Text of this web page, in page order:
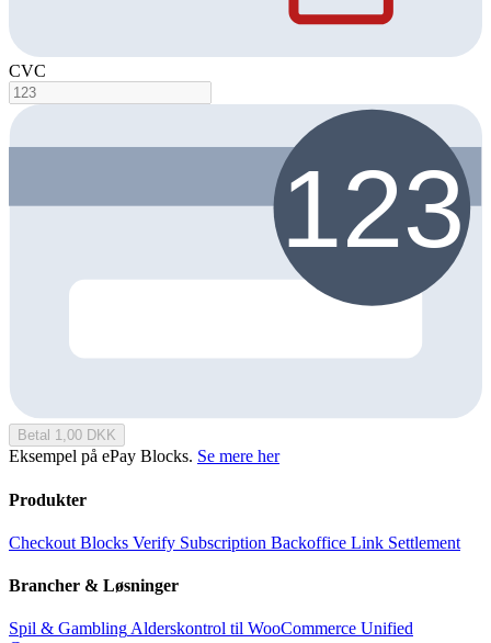
CVC
Betal 1,00 DKK
Eksempel på ePay Blocks. Se mere her
Produkter
Checkout Blocks Verify Subscription Backoffice Link Settlement
Brancher & Løsninger
Spil & GamblingAlderskontrol til WooCommerce Unified